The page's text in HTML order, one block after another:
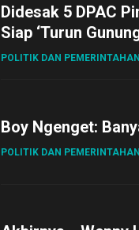
Didesak 5 DPAC
Siap ‘Turun
POLITIK DAN PEMERINTAHAN
Boy Ngenget:
POLITIK DAN PEMERINTAHAN